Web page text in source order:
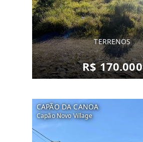
TERRENOS
R$ 170.000
CAPÃO DA CANOA
Capão Novo Village